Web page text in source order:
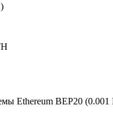
Ethereum BEP20 (0.001